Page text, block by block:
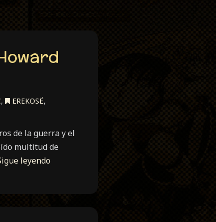
, EREKOSË,
de la guerra y el
multitud de
leyendo